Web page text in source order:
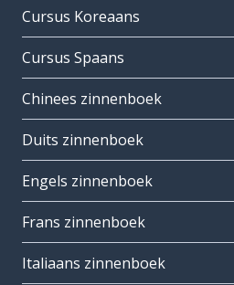
Cursus Koreaans
Cursus Spaans
Chinees zinnenboek
Duits zinnenboek
Engels zinnenboek
Frans zinnenboek
Italiaans zinnenboek